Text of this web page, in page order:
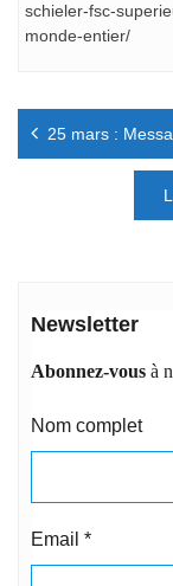
schieler-fsc-
monde-entier/
Navigation
25 mars :
Newsletter
Abonnez-vous à
Nom complet
Email *